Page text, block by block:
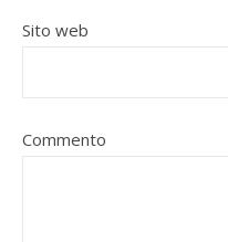
Sito web
Commento